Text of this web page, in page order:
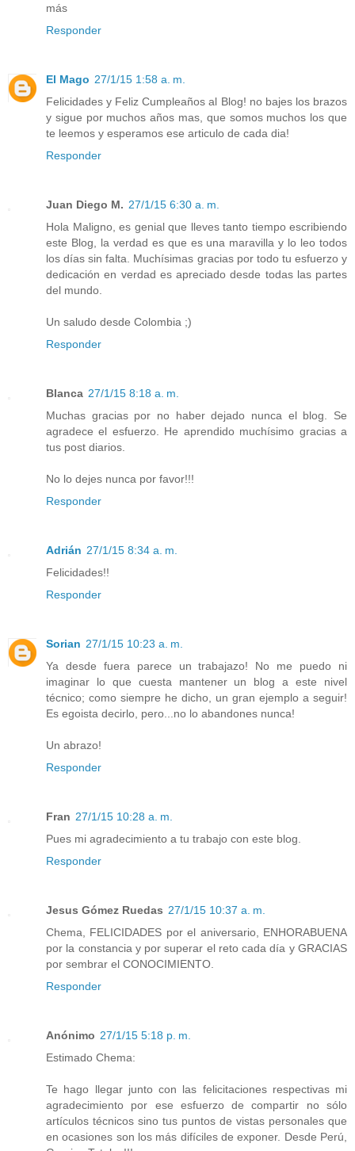
más
Responder
El Mago 27/1/15 1:58 a. m.
Felicidades y Feliz Cumpleaños al Blog! no bajes los brazos
y sigue por muchos años mas, que somos muchos los que
te leemos y esperamos ese articulo de cada dia!
Responder
Juan Diego M. 27/1/15 6:30 a. m.
Hola Maligno, es genial que lleves tanto tiempo escribiendo
este Blog, la verdad es que es una maravilla y lo leo todos
los días sin falta. Muchísimas gracias por todo tu esfuerzo y
dedicación en verdad es apreciado desde todas las partes
del mundo.
Un saludo desde Colombia ;)
Responder
Blanca 27/1/15 8:18 a. m.
Muchas gracias por no haber dejado nunca el blog. Se
agradece el esfuerzo. He aprendido muchísimo gracias a
tus post diarios.
No lo dejes nunca por favor!!!
Responder
Adrián 27/1/15 8:34 a. m.
Felicidades!!
Responder
Sorian 27/1/15 10:23 a. m.
Ya desde fuera parece un trabajazo! No me puedo ni
imaginar lo que cuesta mantener un blog a este nivel
técnico; como siempre he dicho, un gran ejemplo a seguir!
Es egoista decirlo, pero...no lo abandones nunca!
Un abrazo!
Responder
Fran 27/1/15 10:28 a. m.
Pues mi agradecimiento a tu trabajo con este blog.
Responder
Jesus Gómez Ruedas 27/1/15 10:37 a. m.
Chema, FELICIDADES por el aniversario, ENHORABUENA
por la constancia y por superar el reto cada día y GRACIAS
por sembrar el CONOCIMIENTO.
Responder
Anónimo 27/1/15 5:18 p. m.
Estimado Chema:
Te hago llegar junto con las felicitaciones respectivas mi
agradecimiento por ese esfuerzo de compartir no sólo
artículos técnicos sino tus puntos de vistas personales que
en ocasiones son los más difíciles de exponer. Desde Perú,